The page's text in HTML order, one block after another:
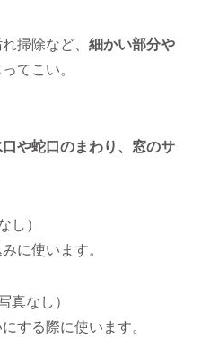
掃除など、 細かい部分や
てこい。
や蛇口のまわり、窓のサ
し）
に使います。
真なし）
する際に使います。